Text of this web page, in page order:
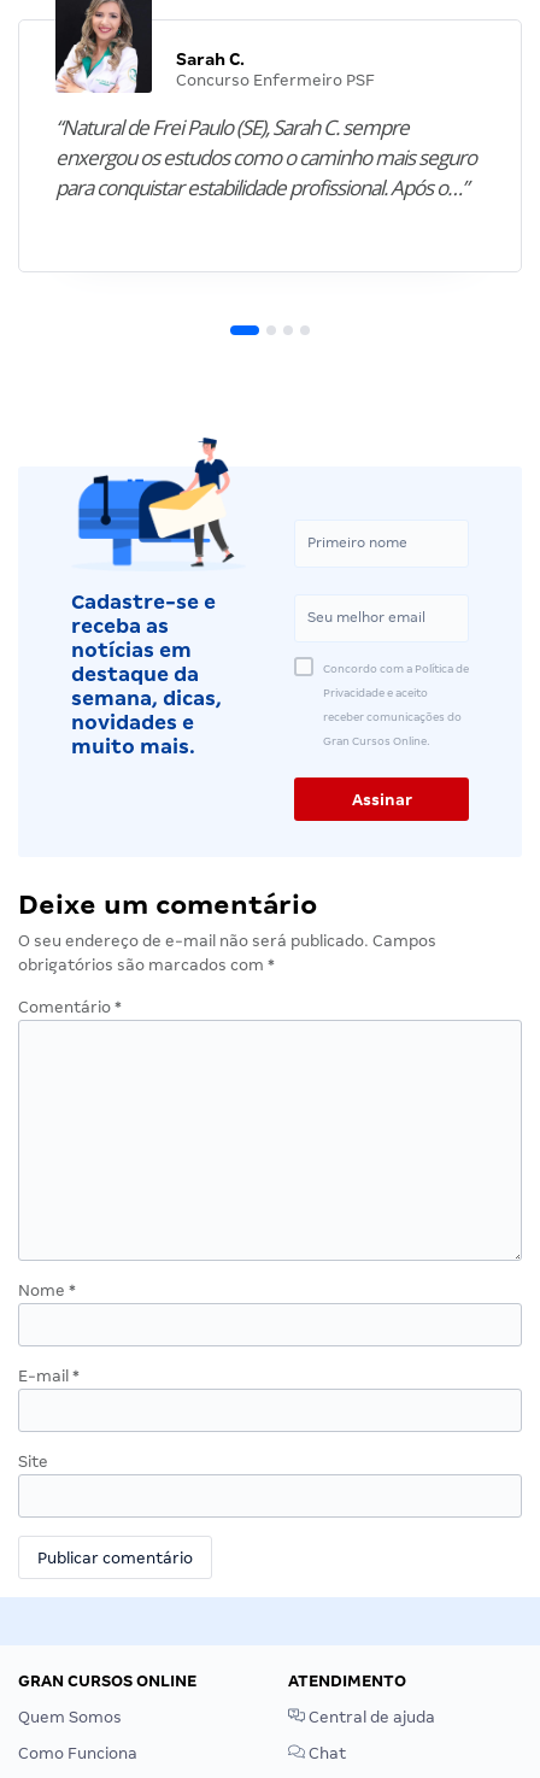
Sarah C.
Concurso Enfermeiro PSF
“Natural de Frei Paulo (SE), Sarah C. sempre
enxergou os estudos como o caminho mais seguro
para conquistar estabilidade profissional. Após o…”
Cadastre-se e
receba as
notícias em
destaque da
semana, dicas,
novidades e
muito mais.
Concordo com a Política de
Privacidade e aceito
receber comunicações do
Gran Cursos Online.
Deixe um comentário
O seu endereço de e-mail não será publicado. Campos
obrigatórios são marcados com *
Comentário *
Nome *
E-mail *
Site
GRAN CURSOS ONLINE
Quem Somos
Como Funciona
ATENDIMENTO
Central de ajuda
Chat